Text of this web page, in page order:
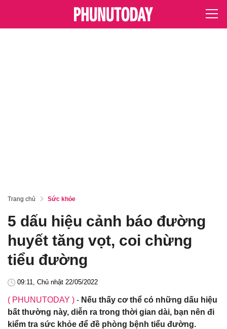
Trang chủ Sức khỏe
5 dấu hiệu cảnh báo đường
huyết tăng vọt, coi chừng
tiểu đường
09:11, Chủ nhật 22/05/2022
( PHUNUTODAY ) - Nếu thấy cơ thể có những dấu hiệu
bất thường này, diễn ra trong thời gian dài, bạn nên đi
kiểm tra sức khỏe để đề phòng bệnh tiểu đường.